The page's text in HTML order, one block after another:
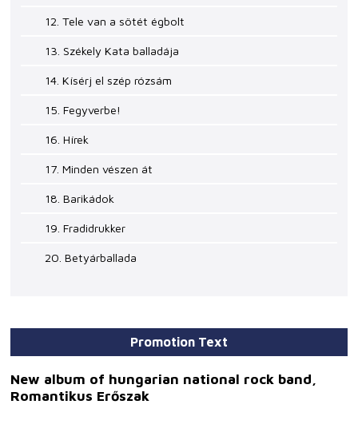
12. Tele van a sötét égbolt
13. Székely Kata balladája
14. Kísérj el szép rózsám
15. Fegyverbe!
16. Hírek
17. Minden vészen át
18. Barikádok
19. Fradidrukker
20. Betyárballada
Promotion Text
New album of hungarian national rock band,
Romantikus Erőszak